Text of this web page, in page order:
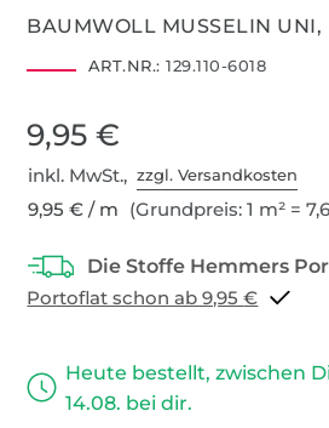
BAUMWOLL MUSSELIN UNI,
ART.NR.: 129.110-6018
9,95 €
inkl. MwSt.,zzgl. Versandkosten
9,95 € / m (Grundpreis: 1 m² =
Portoflat schon ab 9,95 €
Heute bestellt, zwischen
14.08. bei dir.